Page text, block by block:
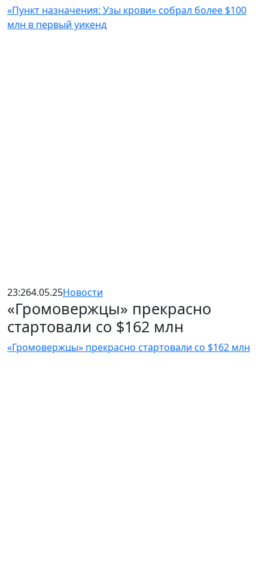
«Пункт назначения: Узы крови» собрал более $100
млн в первый уикенд
23:264.05.25Новости
«Громовержцы» прекрасно
стартовали со $162 млн
«Громовержцы» прекрасно стартовали со $162 млн